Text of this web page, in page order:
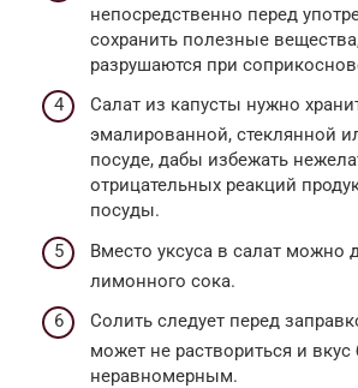
непосредственно перед
сохранить полезные
разрушаются при
Салат из капусты нужно
эмалированной, стеклянной
посуде, дабы избежать
отрицательных реакций
посуды.
Вместо уксуса в салат можно
лимонного сока.
Солить следует перед
может не раствориться и
неравномерным.